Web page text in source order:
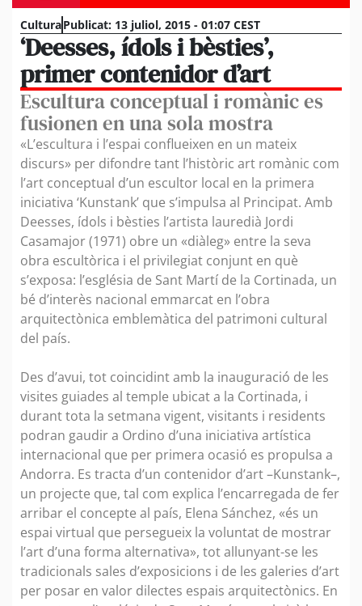
CulturaPublicat: 13 juliol, 2015 - 01:07 CEST
‘Deesses, ídols i bèsties’,
primer contenidor d’art
Escultura conceptual i romànic es
fusionen en una sola mostra
«L’escultura i l’espai conflueixen en un mateix
discurs» per difondre tant l’històric art romànic com
l’art conceptual d’un escultor local en la primera
iniciativa ‘Kunstank’ que s’impulsa al Principat. Amb
Deesses, ídols i bèsties l’artista lauredià Jordi
Casamajor (1971) obre un «diàleg» entre la seva
obra escultòrica i el privilegiat conjunt en què
s’exposa: l’església de Sant Martí de la Cortinada, un
bé d’interès nacional emmarcat en l’obra
arquitectònica emblemàtica del patrimoni cultural
del país.
Des d’avui, tot coincidint amb la inauguració de les
visites guiades al temple ubicat a la Cortinada, i
durant tota la setmana vigent, visitants i residents
podran gaudir a Ordino d’una iniciativa artística
internacional que per primera ocasió es propulsa a
Andorra. Es tracta d’un contenidor d’art –Kunstank–,
un projecte que, tal com explica l’encarregada de fer
arribar el concepte al país, Elena Sánchez, «és un
espai virtual que persegueix la voluntat de mostrar
l’art d’una forma alternativa», tot allunyant-se les
tradicionals sales d’exposicions i de les galeries d’art
per posar en valor dilectes espais arquitectònics. En